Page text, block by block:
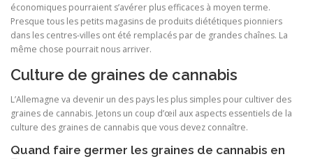
économiques pourraient s’avérer plus efficaces à moyen terme.
Presque tous les petits magasins de produits diététiques pionniers
dans les centres-villes ont été remplacés par de grandes chaînes. La
même chose pourrait nous arriver.
Culture de graines de cannabis
L’Allemagne va devenir un des pays les plus simples pour cultiver des
graines de cannabis. Jetons un coup d’œil aux aspects essentiels de la
culture des graines de cannabis que vous devez connaître.
Quand faire germer les graines de cannabis en